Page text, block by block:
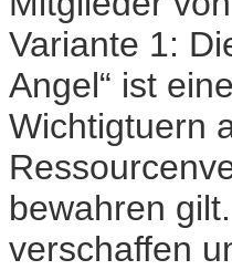
Variante 1:
Angel“ ist
Wichtigtuern
bewahren
verschaffen